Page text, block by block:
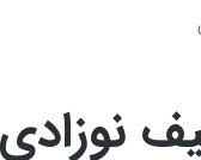
نوزادی